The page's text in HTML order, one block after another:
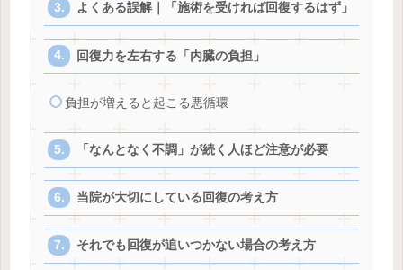
よくある誤解｜「施術を受ければ回復するはず」
回復力を左右する「内臓の負担」
負担が増えると起こる悪循環
「なんとなく不調」が続く人ほど注意が必要
当院が大切にしている回復の考え方
それでも回復が追いつかない場合の考え方